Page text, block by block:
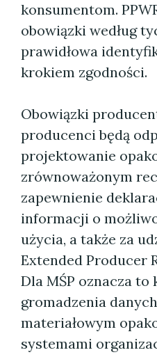
konsumentom.
obowiązki według
prawidłowa
krokiem zgodności.
Obowiązki
producenci będą
projektowanie
zrównoważonym
zapewnienie
informacji o
użycia, a także za
Extended Producer
Dla MŚP oznacza to
gromadzenia
materiałowym
systemami